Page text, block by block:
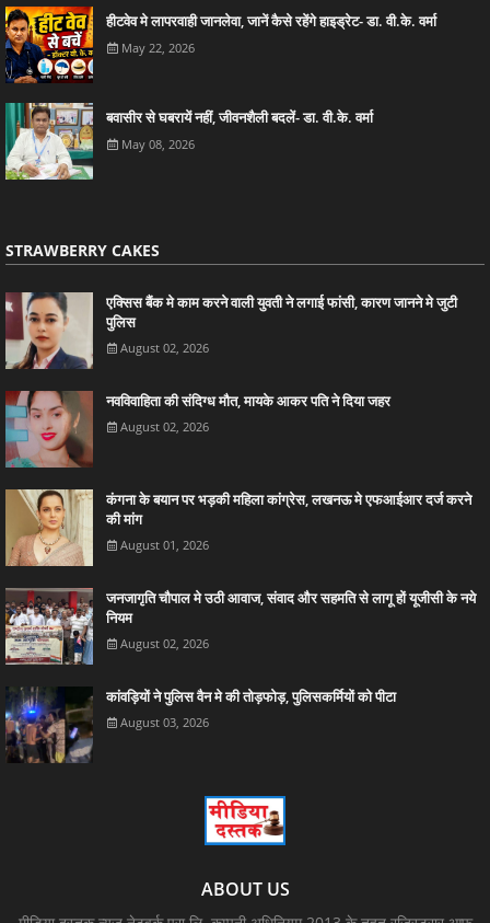
हीटवेव मे लापरवाही जानलेवा, जानें कैसे रहेंगे हाइड्रेट- डा. वी.के. वर्मा
May 22, 2026
बवासीर से घबरायें नहीं, जीवनशैली बदलें- डा. वी.के. वर्मा
May 08, 2026
STRAWBERRY CAKES
एक्सिस बैंक मे काम करने वाली युवती ने लगाई फांसी, कारण जानने मे जुटी
पुलिस
August 02, 2026
नवविवाहिता की संदिग्ध मौत, मायके आकर पति ने दिया जहर
August 02, 2026
कंगना के बयान पर भड़की महिला कांग्रेस, लखनऊ मे एफआईआर दर्ज करने
की मांग
August 01, 2026
जनजागृति चौपाल मे उठी आवाज, संवाद और सहमति से लागू हों यूजीसी के नये
नियम
August 02, 2026
कांवड़ियों ने पुलिस वैन मे की तोड़फोड़, पुलिसकर्मियों को पीटा
August 03, 2026
ABOUT US